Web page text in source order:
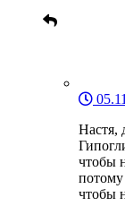
Настя,
чтобы
потому
чтобы